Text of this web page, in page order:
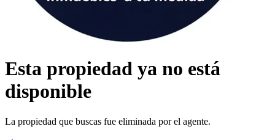
Esta propiedad ya no está
disponible
La propiedad que buscas fue eliminada por el agente.